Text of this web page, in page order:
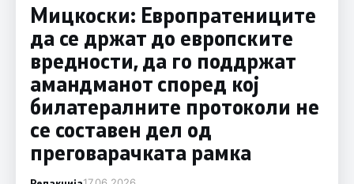
Мицкоски: Европратениците
да се држат до европските
вредности, да го поддржат
амандманот според кој
билатералните протоколи не
се составен дел од
преговарачката рамка